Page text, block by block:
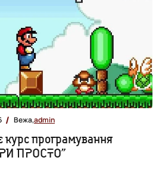
Вежа,admin
курс програмування
ПРОСТО”